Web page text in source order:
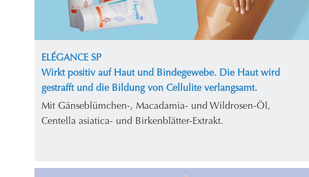
ELÉGANCE SP
Wirkt positiv auf Haut und Bindegewebe. Die Haut wird
gestrafft und die Bildung von Cellulite verlangsamt.
Mit Gänseblümchen-, Macadamia- und Wildrosen-Öl,
Centella asiatica- und Birkenblätter-Extrakt.